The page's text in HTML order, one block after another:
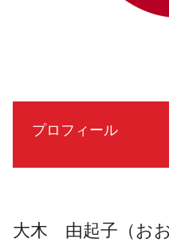
プロフィール
大木　由起子（お